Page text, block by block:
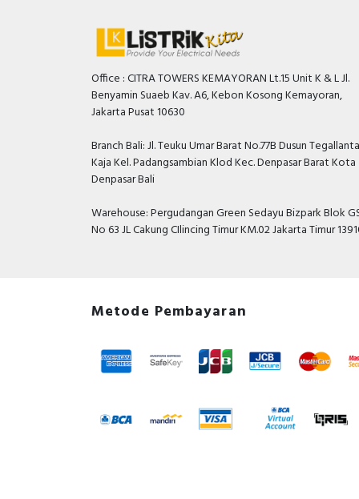
Office : CITRA TOWERS KEMAYORAN Lt.15 Unit K & L Jl.
Benyamin Suaeb Kav. A6, Kebon Kosong Kemayoran,
Jakarta Pusat 10630
Branch Bali: Jl. Teuku Umar Barat No.77B Dusun
Kaja Kel. Padangsambian Klod Kec. Denpasar Barat Kota
Denpasar Bali
Warehouse: Pergudangan Green Sedayu Bizpark Blok
No 63 JL Cakung CIlincing Timur KM.02 Jakarta Timur
Metode Pembayaran